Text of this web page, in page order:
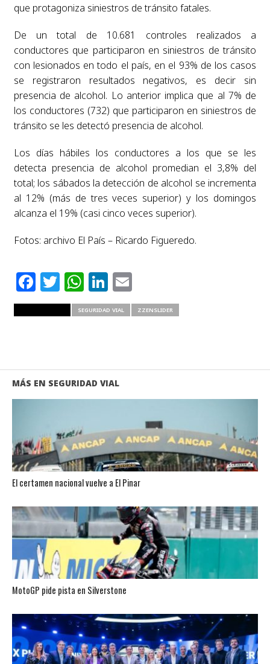
que protagoniza siniestros de tránsito fatales.
De un total de 10.681 controles realizados a
conductores que participaron en siniestros de tránsito
con lesionados en todo el país, en el 93% de los casos
se registraron resultados negativos, es decir sin
presencia de alcohol. Lo anterior implica que al 7% de
los conductores (732) que participaron en siniestros de
tránsito se les detectó presencia de alcohol.
Los días hábiles los conductores a los que se les
detecta presencia de alcohol promedian el 3,8% del
total; los sábados la detección de alcohol se incrementa
al 12% (más de tres veces superior) y los domingos
alcanza el 19% (casi cinco veces superior).
Fotos: archivo El País – Ricardo Figueredo.
Facebook
Twitter
WhatsApp
LinkedIn
Email
SEGURIDAD VIAL ZZENSLIDER
MÁS EN SEGURIDAD VIAL
El certamen nacional vuelve a El Pinar
MotoGP pide pista en Silverstone